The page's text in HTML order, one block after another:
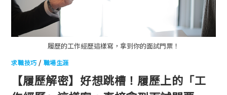
履歷的工作經歷這樣寫，拿到你的面試門票！
求職技巧 / 職場生涯
【履歷解密】好想跳槽！履歷上的「工